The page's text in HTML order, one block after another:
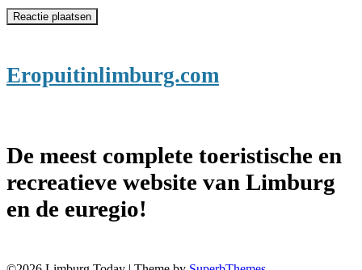
Eropuitinlimburg.com
De meest complete toeristische en
recreatieve website van Limburg
en de euregio!